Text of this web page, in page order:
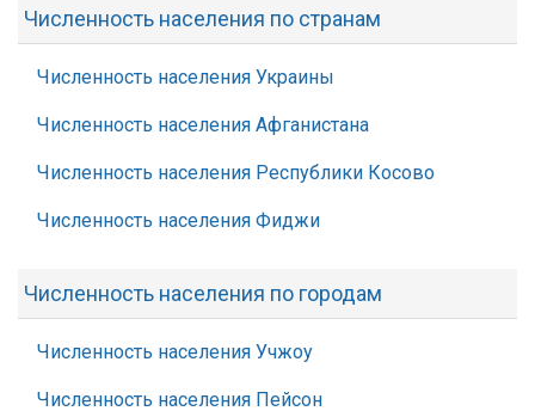
Численность населения по странам
Численность населения Украины
Численность населения Афганистана
Численность населения Республики Косово
Численность населения Фиджи
Численность населения по городам
Численность населения Учжоу
Численность населения Пейсон